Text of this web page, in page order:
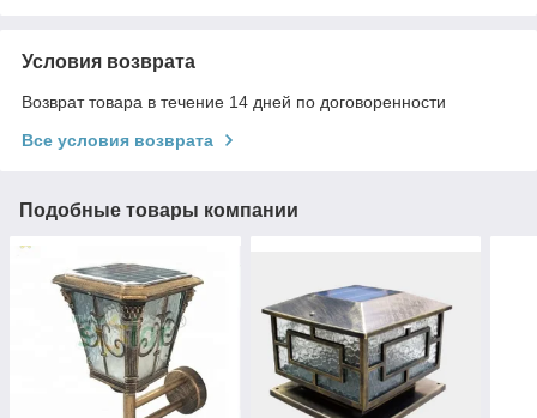
Условия возврата
Возврат товара в течение 14 дней по договоренности
Все условия возврата
Подобные товары компании